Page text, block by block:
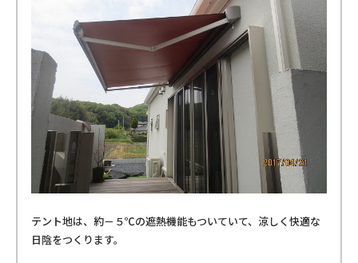
テント地は、約－５℃の遮熱機能もついていて、涼しく快適な
日陰をつくります。